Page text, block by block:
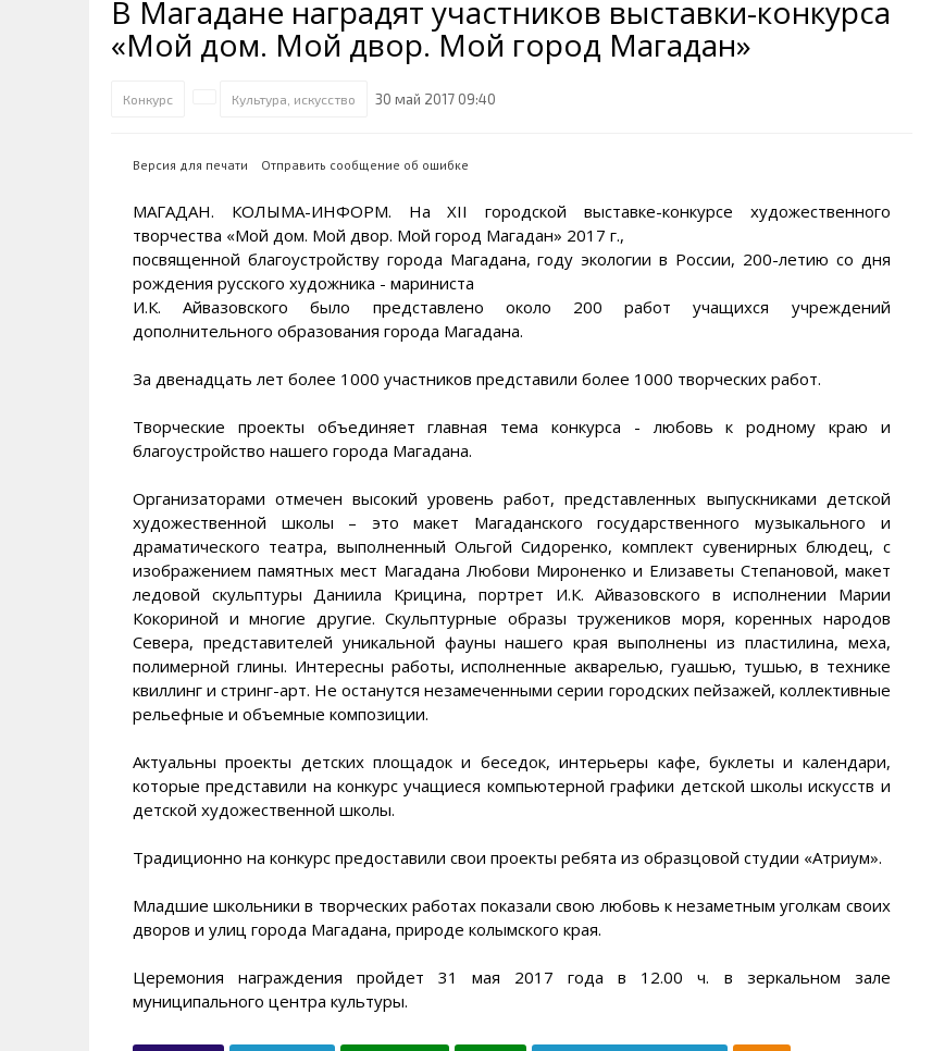
Транспортная инфраструктура
Их надо знать. Галерея славы
Достопримечательности
Туристическик маршруты
Интерактивная карта
Песни о Колыме
Хранители экрана. Заставки
Кинохроника Магадана
Губернатор
Наркоте нет
Сельское хозяйство
Аварии ДТП
Кванториум
Визит
Благоустройство
Горнолыжная школа
Алименты
УМВД
В Магадане наградят участников выставки-конкурса
«Мой дом. Мой двор. Мой город Магадан»
Конкурс Культура, искусство 30 май 2017 09:40
Версия для печати Отправить сообщение об ошибке
МАГАДАН. КОЛЫМА-ИНФОРМ. На XII городской выставке-конкурсе художественного
творчества «Мой дом. Мой двор. Мой город Магадан» 2017 г.,
посвященной благоустройству города Магадана, году экологии в России, 200-летию со дня
рождения русского художника - мариниста
И.К. Айвазовского было представлено около 200 работ учащихся учреждений
дополнительного образования города Магадана.
За двенадцать лет более 1000 участников представили более 1000 творческих работ.
Творческие проекты объединяет главная тема конкурса - любовь к родному краю и
благоустройство нашего города Магадана.
Организаторами отмечен высокий уровень работ, представленных выпускниками детской
художественной школы – это макет Магаданского государственного музыкального и
драматического театра, выполненный Ольгой Сидоренко, комплект сувенирных блюдец, с
изображением памятных мест Магадана Любови Мироненко и Елизаветы Степановой, макет
ледовой скульптуры Даниила Крицина, портрет И.К. Айвазовского в исполнении Марии
Кокориной и многие другие. Скульптурные образы тружеников моря, коренных народов
Севера, представителей уникальной фауны нашего края выполнены из пластилина, меха,
полимерной глины. Интересны работы, исполненные акварелью, гуашью, тушью, в технике
квиллинг и стринг-арт. Не останутся незамеченными серии городских пейзажей, коллективные
рельефные и объемные композиции.
Актуальны проекты детских площадок и беседок, интерьеры кафе, буклеты и календари,
которые представили на конкурс учащиеся компьютерной графики детской школы искусств и
детской художественной школы.
Традиционно на конкурс предоставили свои проекты ребята из образцовой студии «Атриум».
Младшие школьники в творческих работах показали свою любовь к незаметным уголкам своих
дворов и улиц города Магадана, природе колымского края.
Церемония награждения пройдет 31 мая 2017 года в 12.00 ч. в зеркальном зале
муниципального центра культуры.